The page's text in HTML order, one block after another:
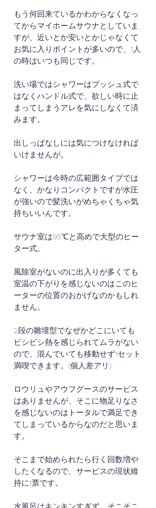
もう何回来ているかわからなくなっ
てからマイホームサウナとしていま
すが、近いとか安いとかじゃなくて
お気に入りポイントが多いので、1人
の時はいつも同じです。
洗い場ではシャワーはプッシュ式で
はなくハンドル式で、欲しい時に止
まってしまうアレを気にしなくて済
みます。
出しっぱなしには気につけなければ
いけませんが。
シャワーは今時の広範囲タイプでは
なく、かなりコンパクトですが水圧
が強いので髪洗いがめちゃくちゃ気
持ちいいんです。
サウナ室は95℃と高めで大型のヒー
ター式。
風除室がないのに出入りが多くても
室温の下がりを感じないのはこのヒ
ーターの位置のおかげなのかもしれ
ません。
2段の雛壇型でなぜかどこにいても
ビシビシ熱を感じられてムラがない
ので、混んでいても移動せず1セット
満喫できます。(個人差アリ)
ロウリュやアウフグースのサービス
はありませんが、そこに物足りなさ
を感じないのはトータルで満足でき
てしまっているからなのだと思いま
す。
そこまで始められたら行く回数増や
したくなるので、サービスの現状維
持に1票です。